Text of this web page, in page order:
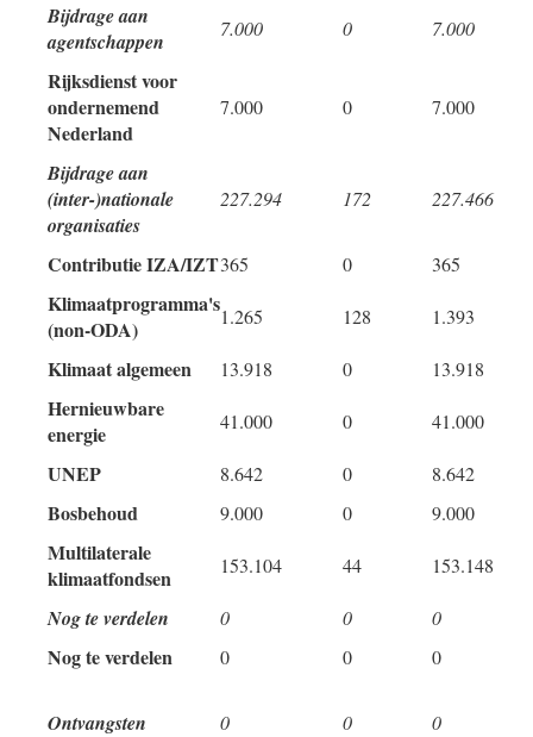
Bijdrage aan
agentschappen
7.000 0 7.000
Rijksdienst voor
ondernemend
Nederland
7.000 0 7.000
Bijdrage aan
(inter-)nationale
organisaties
227.294 172 227.466
Contributie IZA/IZT365 0 365
Klimaatprogramma's
(non-ODA)
1.265 128 1.393
Klimaat algemeen 13.918 0 13.918
Hernieuwbare
energie
41.000 0 41.000
UNEP 8.642 0 8.642
Bosbehoud 9.000 0 9.000
Multilaterale
klimaatfondsen
153.104 44 153.148
Nog te verdelen 0 0 0
Nog te verdelen 0 0 0
Ontvangsten 0 0 0